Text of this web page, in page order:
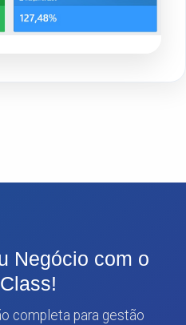
Negócio com o
completa para gestão